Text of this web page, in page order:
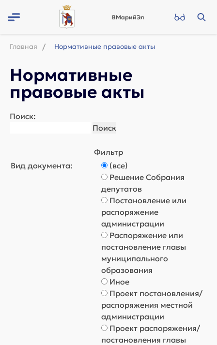
ВМарийЭл
Главная Нормативные правовые акты
Нормативные
правовые акты
Поиск:
Фильтр
Вид документа:
(все)
Решение Собрания
депутатов
Постановление или
распоряжение
администрации
Распоряжение или
постановление главы
муниципального
образования
Иное
Проект постановления/
распоряжения местной
администрации
Проект распоряжения/
постановления главы